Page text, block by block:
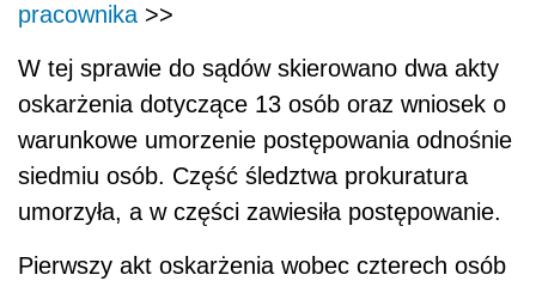
pracownika >>
W tej sprawie do sądów skierowano dwa akty
oskarżenia dotyczące 13 osób oraz wniosek o
warunkowe umorzenie postępowania odnośnie
siedmiu osób. Część śledztwa prokuratura
umorzyła, a w części zawiesiła postępowanie.
Pierwszy akt oskarżenia wobec czterech osób